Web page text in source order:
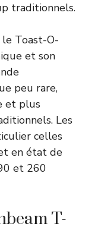
traditionnels.
Toast-O-
et son
peu rare,
et plus
Les
celles
en état de
et 260
T-